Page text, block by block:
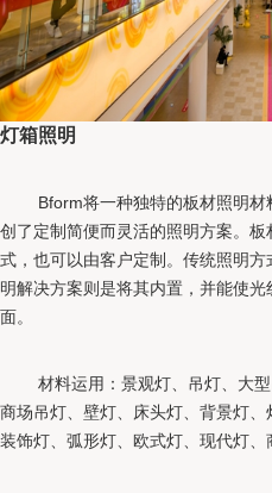
灯箱照明
Bform将一种独特的板材照明
创了定制简便而灵活的照明方案。
式，也可以由客户定制。传统照明
明解决方案则是将其内置，并能使
面。
材料运用：景观灯、吊灯、大
商场吊灯、壁灯、床头灯、背景灯、
装饰灯、弧形灯、欧式灯、现代灯、